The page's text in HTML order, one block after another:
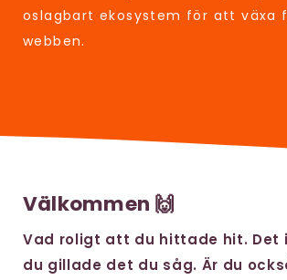
oslagbart ekosystem för att växa
webben.
Välkommen 🙌
Vad roligt att du hittade hit. Det
du gillade det du såg. Är du